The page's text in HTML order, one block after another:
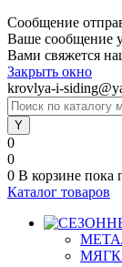
Сообщение
Ваше сообщение
Вами свяжется
Закрыть окно
krovlya-i-
0
0
0 В корзине пока
Каталог товаров